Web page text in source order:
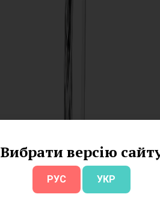
Вибрати версію
РУС УКР